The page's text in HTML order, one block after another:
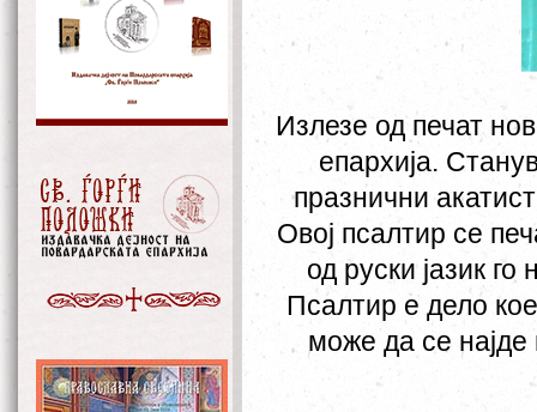
Излезе од печат
епархија.
празнични
Овој псалтир се
од руски јазик
Псалтир е дело
може да се најде